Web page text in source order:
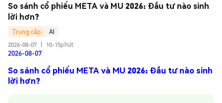
So sánh cổ phiếu META và MU 2026: Đầu tư nào sinh
lời hơn?
Trung cấp
AI
2026-08-07
10-15phút
2026-08-07
So sánh cổ phiếu META và MU 2026: Đầu tư nào sinh
lời hơn?